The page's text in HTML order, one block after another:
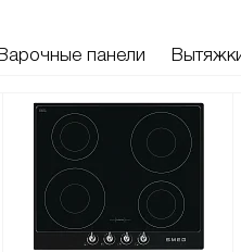
панели